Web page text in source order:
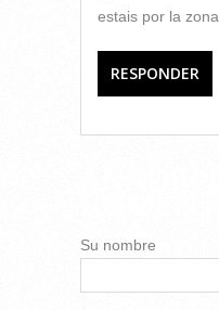
estais por la zona.
RESPONDER
Su nombre